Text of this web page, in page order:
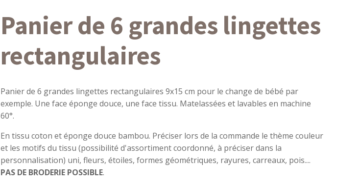
Panier de 6 grandes lingettes
rectangulaires
Panier de 6 grandes lingettes rectangulaires 9x15 cm pour le change de bébé par
exemple. Une face éponge douce, une face tissu. Matelassées et lavables en machine
60°.
En tissu coton et éponge douce bambou. Préciser lors de la commande le thème couleur
et les motifs du tissu (possibilité d'assortiment coordonné, à préciser dans la
personnalisation) uni, fleurs, étoiles, formes géométriques, rayures, carreaux, pois....
PAS DE BRODERIE POSSIBLE.